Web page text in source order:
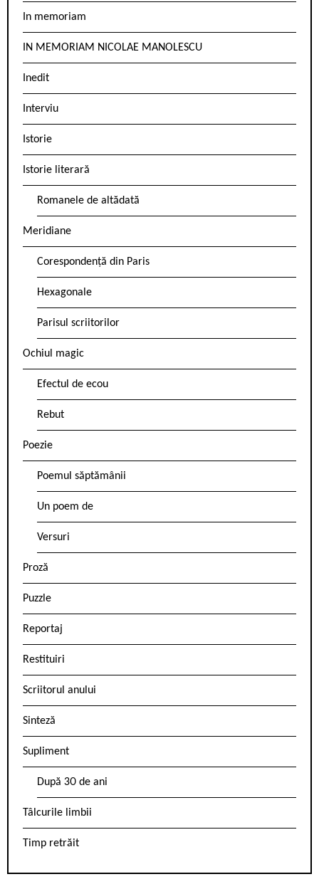
In memoriam
IN MEMORIAM NICOLAE MANOLESCU
Inedit
Interviu
Istorie
Istorie literară
Romanele de altădată
Meridiane
Corespondență din Paris
Hexagonale
Parisul scriitorilor
Ochiul magic
Efectul de ecou
Rebut
Poezie
Poemul săptămânii
Un poem de
Versuri
Proză
Puzzle
Reportaj
Restituiri
Scriitorul anului
Sinteză
Supliment
După 30 de ani
Tâlcurile limbii
Timp retrăit